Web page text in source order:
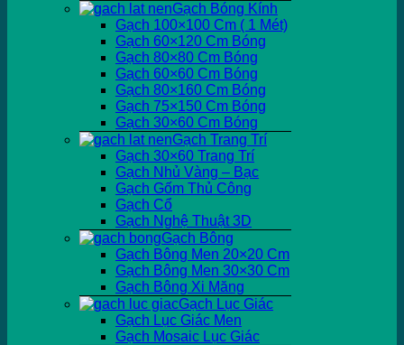
Gạch Bóng Kính
Gạch 100×100 Cm ( 1 Mét)
Gạch 60×120 Cm Bóng
Gạch 80×80 Cm Bóng
Gạch 60×60 Cm Bóng
Gạch 80×160 Cm Bóng
Gạch 75×150 Cm Bóng
Gạch 30×60 Cm Bóng
Gạch Trang Trí
Gạch 30×60 Trang Trí
Gạch Nhủ Vàng – Bạc
Gạch Gốm Thủ Công
Gạch Cổ
Gạch Nghệ Thuật 3D
Gạch Bông
Gạch Bông Men 20×20 Cm
Gạch Bông Men 30×30 Cm
Gạch Bông Xi Măng
Gạch Lục Giác
Gạch Lục Giác Men
Gạch Mosaic Lục Giác